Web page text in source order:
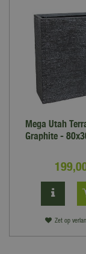
Mega Utah
Graphite -
199,
Zet op